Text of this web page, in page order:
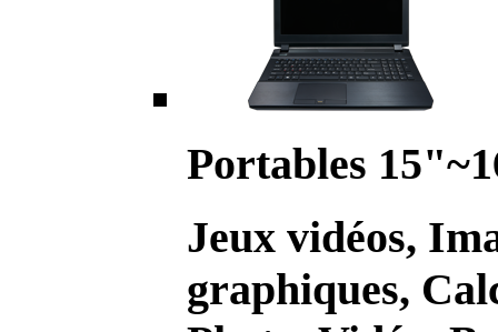
Portables
Jeux vidéos,
graphiques,